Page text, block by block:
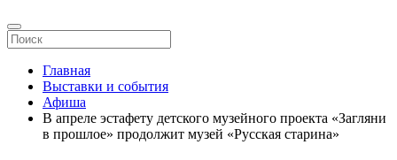
Главная
Выставки и события
Афиша
В апреле эстафету детского музейного проекта «Загляни
в прошлое» продолжит музей «Русская старина»